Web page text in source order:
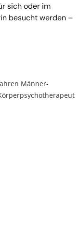
sich oder im
besucht werden –
Männer-